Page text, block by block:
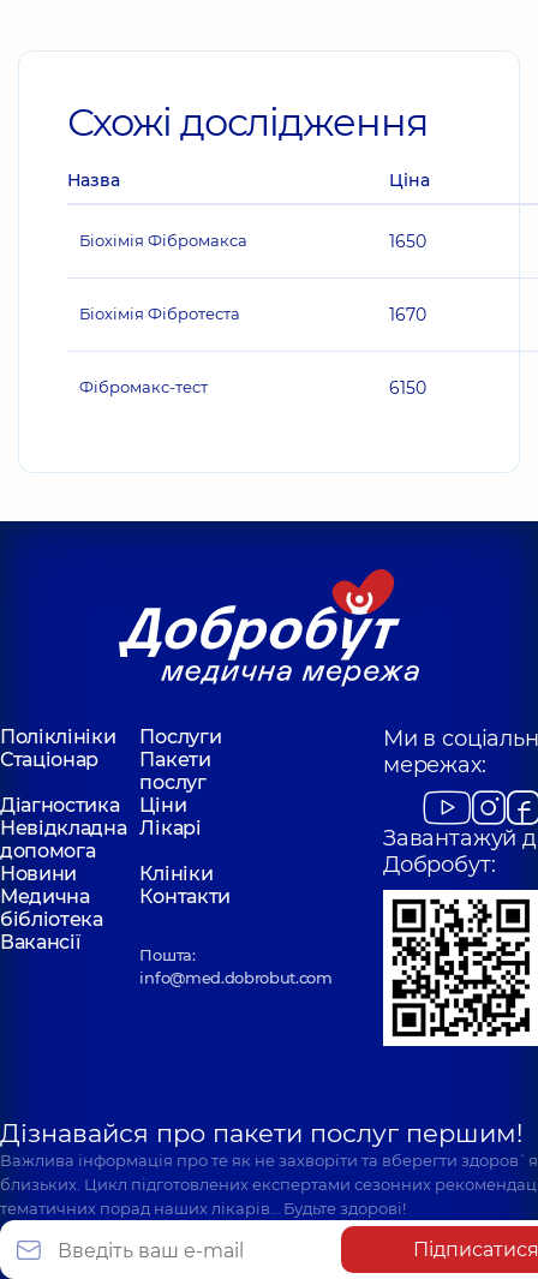
Схожі дослідження
Назва Ціна
Біохімія Фібромакса 1650
Біохімія Фібротеста 1670
Фібромакс-тест 6150
Поліклініки
Послуги
Стаціонар
Пакети
послуг
Діагностика
Ціни
Невідкладна
допомога
Лікарі
Новини
Клініки
Медична
бібліотека
Контакти
Вакансії
Пошта:
info@med.dobrobut.com
Ми в
мережах:
Завантажуй
Добробут:
Дізнавайся про пакети послуг першим!
Важлива інформація про те як не захворіти та вберегти
близьких. Цикл підготовлених експертами сезонних
тематичних порад наших лікарів… Будьте здорові!
Підписатися